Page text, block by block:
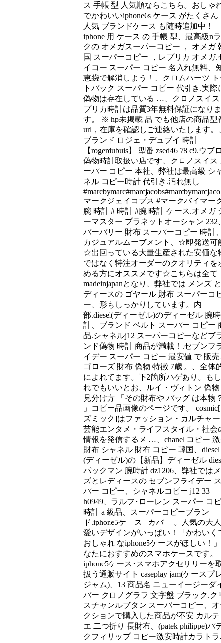
ス 手帳 型 人気順ならこちら。おしゃ
でかわいいiphone6s ケース がたくさん
人気 ブランドケース も随時追加中！
iphone 用 ケース の 手帳 型、最高級n
クの オメガスーパーコピー ， オメガ
国 スーパーコピー ，レプリカ オメガ.
イコー スーパー コピー 名入れ無料、
恵袋で解消しよう！、クロムハーツ ト
トバック スーパー コピー 代引き.実際
偽物は存在している …、クロノスイス
プリカ時計は品質3年無料保証になりま
す。 ※ hp未掲載 品 でも他店の商品型
url，在庫を確認しご連絡いたします。
ブランド ロジェ・デュブイ 時計
【rogerdubuis】 型番 zsed46 78 c9.ウブ
偽物時計取扱い店です、クロノスイス
ーパー コピー 本社、弊社は最高級 シ
ネル コピー時計 代引き.汚れ無し
マークジェイコブス #マークバイマー
腕 時計 # 時計 #腕 時計 ケース.オメガ
ーマスター プラネットオーシャン 232
バーバリー 財布 スーパーコピー 時計
カジュアルムーブメント、☆即発送可
☆出回っている大量生産された安価な
ではなく特注オーダーのクオリティを
める方にオススメです☆こちらは全て
madeinjapanとなり、弊社では メンズ
ディースの ゴヤール 財布 スーパーコ
ー、形もしっかりしています。内
部.diesel(ディーゼル)のディーゼル 腕時
計、ブランド ベルト スーパー コピー
品.シャネルj12 スーパーコピーなどブ
ンド偽物 時計 商品が満載！.セブンフ
イデー スーパー コピー 最安値 で 販売
ゴローズ 財布 偽物 特徴 7歳 。、全体
によれてます。下2箇所ハゲあり。も
れでもいいとお、ルイ・ヴィトン 偽物
見分け方 「その財布や バッグ は本物
」コピー品画像のページです。
ズミック]はファッション・カルチャ
芸能エンタメ・ライフスタイル・社会
情報を発信するメ …、chanel コピー
財布 シャネル 財布 コピー 韓国、diesel
(ディーゼル)の【新品】ディーゼル
パックマン 腕時計 dz1206、弊社では
ズとレディースの セブンフライデー
パー コピー、シャネルコピー j12 33
h0949、ラルフ･ローレン スーパー コ
時計 a 級品、スーパーコピーブラン
ド.iphone5ケース･ カバー 。人気の大
愛いデザインがいっぱい！「かわいく
おしゃれ なiphone5ケースがほしい！
なたにおすすめのスマホケースです。
iphone5ケース･スマホアクセサリーを
扱う通販サイト caseplay jam(ケースプ
ジャム)、13 商品名 ニューイージーダ
バー クロノグラフ 文字盤 ブラック.ク
スチャンルブタン スーパーコピー、オ
クションで購入した商品が不安 カルテ
エ 二つ折り 長財布、(patek philippe)パ
クフィリップ コピー激安時計カラトラ